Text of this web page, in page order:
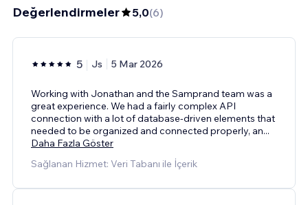
Değerlendirmeler 5,0(6)
5 Js 5 Mar 2026
Working with Jonathan and the Samprand team was a
great experience. We had a fairly complex API
connection with a lot of database-driven elements that
needed to be organized and connected properly, an...
Daha Fazla Göster
Sağlanan Hizmet: Veri Tabanı ile İçerik